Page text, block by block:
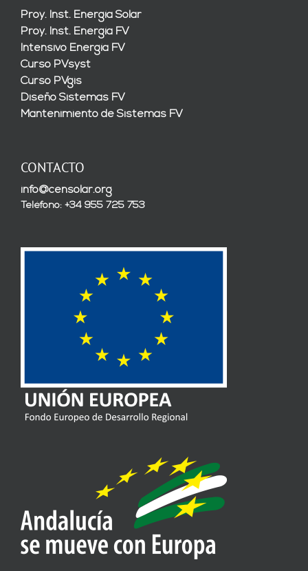
Proy. Inst. Energía Solar
Proy. Inst. Energía FV
Intensivo Energía FV
Curso PVsyst
Curso PVgis
Diseño Sistemas FV
Mantenimiento de Sistemas FV
CONTACTO
info@censolar.org
Teléfono: +34 955 725 753